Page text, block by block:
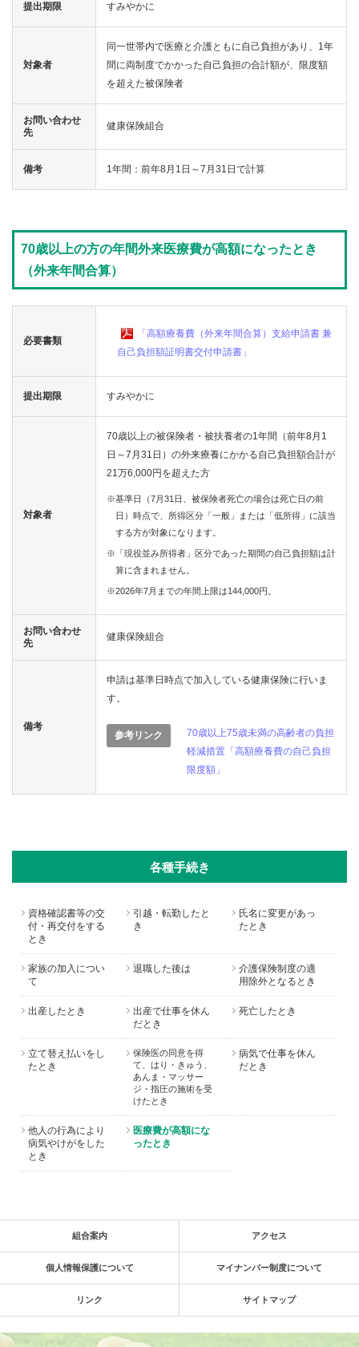
提出期限 すみやかに
対象者
同一世帯内で医療と介護ともに自己負担があり、1年
間に両制度でかかった自己負担の合計額が、限度額
を超えた被保険者
お問い合わせ
先
健康保険組合
備考 1年間：前年8月1日～7月31日で計算
70歳以上の方の年間外来医療費が高額になったとき
（外来年間合算）
必要書類
「高額療養費（外来年間合算）支給申請書 兼
自己負担額証明書交付申請書」
提出期限 すみやかに
対象者
70歳以上の被保険者・被扶養者の1年間（前年8月1
日～7月31日）の外来療養にかかる自己負担額合計が
21万6,000円を超えた方
※基準日（7月31日、被保険者死亡の場合は死亡日の前
日）時点で、所得区分「一般」または「低所得」に該当
する方が対象になります。
※「現役並み所得者」区分であった期間の自己負担額は計
算に含まれません。
※2026年7月までの年間上限は144,000円。
お問い合わせ
先
健康保険組合
備考
申請は基準日時点で加入している健康保険に行いま
す。
参考リンク
70歳以上75歳未満の高齢者の負担
軽減措置「高額療養費の自己負担
限度額」
各種手続き
資格確認書等の交
付・再交付をする
とき
引越・転勤したと
き
氏名に変更があっ
たとき
家族の加入につい
て
退職した後は
介護保険制度の適
用除外となるとき
出産したとき
出産で仕事を休ん
だとき
死亡したとき
立て替え払いをし
たとき
保険医の同意を得
て、はり・きゅう、
あんま・マッサー
ジ・指圧の施術を受
けたとき
病気で仕事を休ん
だとき
他人の行為により
病気やけがをした
とき
医療費が高額にな
ったとき
組合案内 アクセス
個人情報保護について マイナンバー制度について
リンク サイトマップ